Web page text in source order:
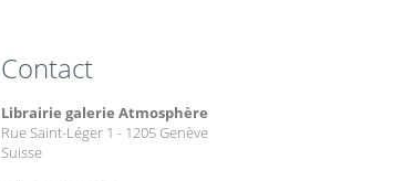
Contact
Librairie galerie Atmosphère
Rue Saint-Léger 1 - 1205 Genève
Suisse